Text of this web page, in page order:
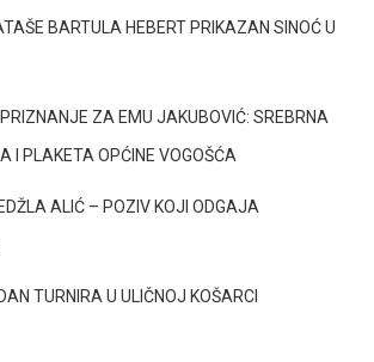
BARTULA HEBERT PRIKAZAN SINOĆ U
ZA EMU JAKUBOVIĆ: SREBRNA
I PLAKETA OPĆINE VOGOŠĆA
ALIĆ – POZIV KOJI ODGAJA
TURNIRA U ULIČNOJ KOŠARCI